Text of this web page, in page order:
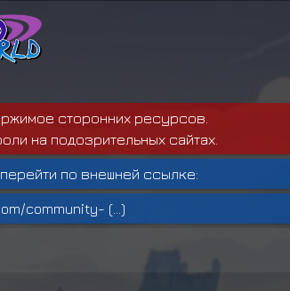
сторонних ресурсов.
на подозрительных сайтах.
по внешней ссылке:
community- (...)